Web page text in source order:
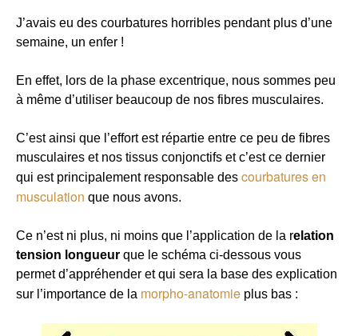
J’avais eu des courbatures horribles pendant plus d’une
semaine, un enfer !
En effet, lors de la phase excentrique, nous sommes peu
à même d’utiliser beaucoup de nos fibres musculaires.
C’est ainsi que l’effort est répartie entre ce peu de fibres
musculaires et nos tissus conjonctifs et c’est ce dernier
qui est principalement responsable des courbatures en
musculation que nous avons.
Ce n’est ni plus, ni moins que l’application de la relation
tension longueur que le schéma ci-dessous vous
permet d’appréhender et qui sera la base des explication
sur l’importance de la morpho-anatomie plus bas :